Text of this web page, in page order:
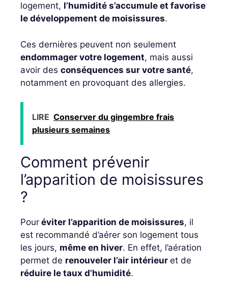
logement, l’humidité s’accumule et favorise
le développement de moisissures.
Ces dernières peuvent non seulement
endommager votre logement, mais aussi
avoir des conséquences sur votre santé,
notamment en provoquant des allergies.
LIRE Conserver du gingembre frais
plusieurs semaines
Comment prévenir
l’apparition de moisissures
?
Pour éviter l’apparition de moisissures, il
est recommandé d’aérer son logement tous
les jours, même en hiver. En effet, l’aération
permet de renouveler l’air intérieur et de
réduire le taux d’humidité.